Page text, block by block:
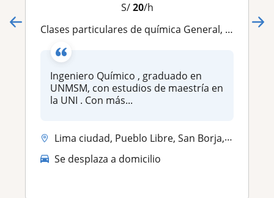
S/20/h
Clases particulares de química General, Fisicoquímica, Termodinamica, Calculo 1
Ingeniero Químico , graduado en
UNMSM, con estudios de maestría en
la UNI . Con más...
Lima ciudad, Pueblo Libre, San Borja, San Isidro, San Miguel
Se desplaza a domicilio